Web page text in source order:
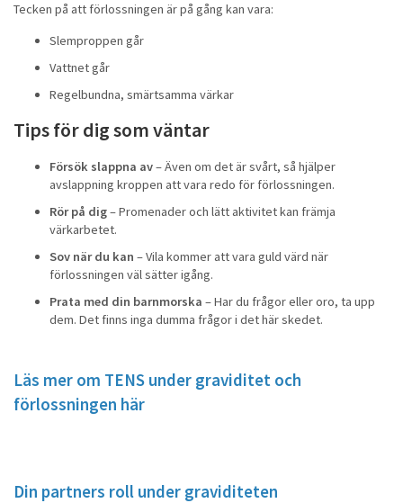
Tecken på att förlossningen är på gång kan vara:
Slemproppen går
Vattnet går
Regelbundna, smärtsamma värkar
Tips för dig som väntar
Försök slappna av– Även om det är svårt, så hjälper
avslappning kroppen att vara redo för förlossningen.
Rör på dig– Promenader och lätt aktivitet kan främja
värkarbetet.
Sov när du kan – Vila kommer att vara guld värd när
förlossningen väl sätter igång.
Prata med din barnmorska – Har du frågor eller oro, ta upp
dem. Det finns inga dumma frågor i det här skedet.
Läs mer om TENS under graviditet och
förlossningen här
Din partners roll under graviditeten